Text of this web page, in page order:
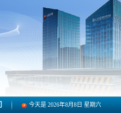
今天是 2026年8月8日 星期六